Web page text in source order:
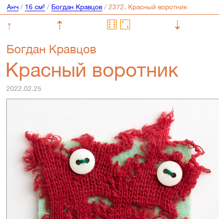
Анч/ 16 см²/ Богдан Кравцов/
↑ ⇡
⇣
Богдан Кравцов
Красный воротник
2022.02.25